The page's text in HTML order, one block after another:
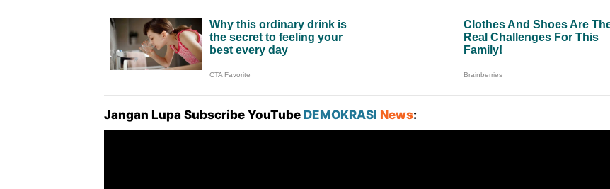
Jangan Lupa Subscribe YouTube DEMOKRASI News: